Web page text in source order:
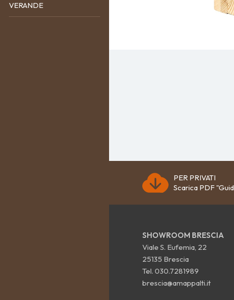
VERANDE
PER PRIVATI
Scarica PDF
SHOWROOM BRESCIA
Viale S. Eufemia, 22
25135 Brescia
Tel.030.7281989
brescia@amappalti.it